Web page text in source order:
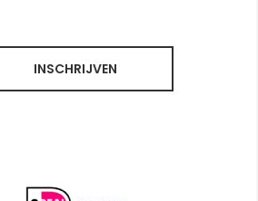
INSCHRIJVEN